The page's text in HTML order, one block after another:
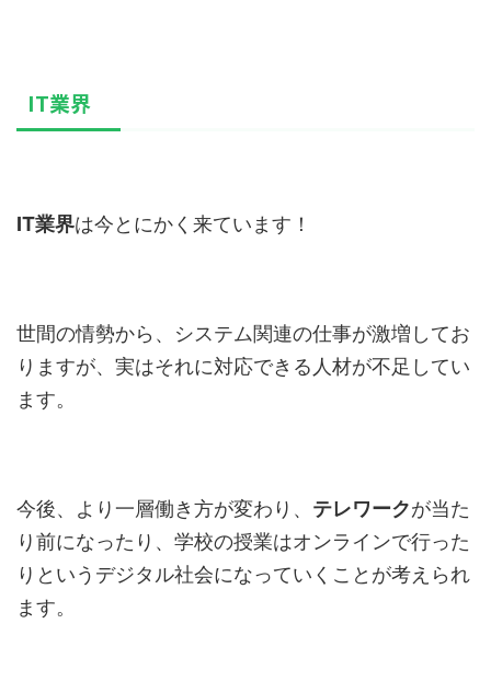
IT業界
IT業界は今とにかく来ています！
世間の情勢から、システム関連の仕事が激増してお
りますが、実はそれに対応できる人材が不足してい
ます。
今後、より一層働き方が変わり、 テレワークが当た
り前になったり、学校の授業はオンラインで行った
りというデジタル社会になっていくことが考えられ
ます。